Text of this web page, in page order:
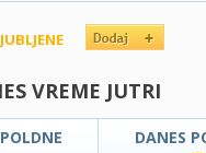
VREME JUTRI
DANES